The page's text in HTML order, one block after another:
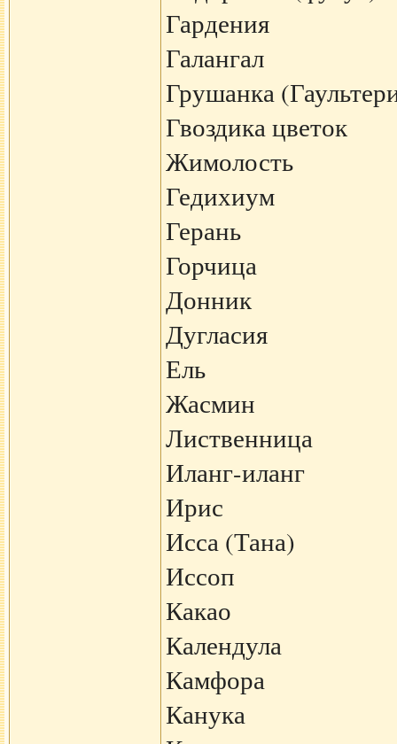
Гардения
Галангал
Грушанка
Гвоздика цветок
Жимолость
Гедихиум
Герань
Горчица
Донник
Дугласия
Ель
Жасмин
Лиственница
Иланг-иланг
Ирис
Исса (Тана)
Иссоп
Какао
Календула
Камфора
Канука